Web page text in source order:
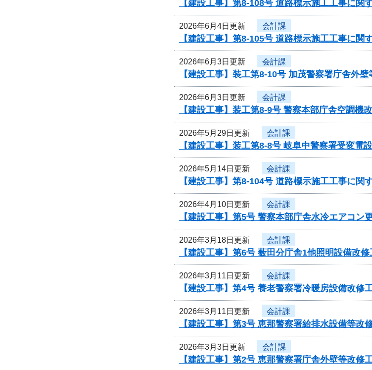
【建設工事】第8-108号 道路標示施工工事に関
2026年6月4日更新 会計課
【建設工事】第8-105号 道路標示施工工事に関
2026年6月3日更新 会計課
【建設工事】装工第8-10号 加茂警察署庁舎外
2026年6月3日更新 会計課
【建設工事】装工第8-9号 警察本部庁舎空調機
2026年5月29日更新 会計課
【建設工事】装工第8-8号 岐阜中警察署受変電
2026年5月14日更新 会計課
【建設工事】第8-104号 道路標示施工工事に関
2026年4月10日更新 会計課
【建設工事】第5号 警察本部庁舎水冷エアコ
2026年3月18日更新 会計課
【建設工事】第6号 薮田分庁舎1他照明設備改
2026年3月11日更新 会計課
【建設工事】第4号 養老警察署冷暖房設備改修
2026年3月11日更新 会計課
【建設工事】第3号 恵那警察署給排水設備等改
2026年3月3日更新 会計課
【建設工事】第2号 恵那警察署庁舎外壁等改修